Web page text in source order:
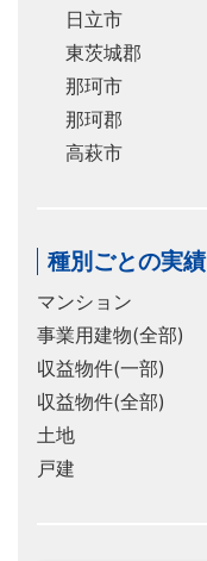
日立市
東茨城郡
那珂市
那珂郡
高萩市
種別ごとの実績
マンション
事業用建物(全部)
収益物件(一部)
収益物件(全部)
土地
戸建